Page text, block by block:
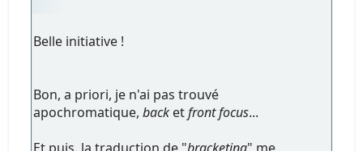
Belle initiative !
Bon, a priori, je n'ai pas trouvé
apochromatique,back etfront focus...